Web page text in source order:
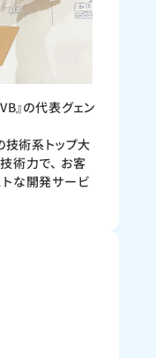
』の代表グェン
技術系トップ大
術力で、 お客
な開発サービ